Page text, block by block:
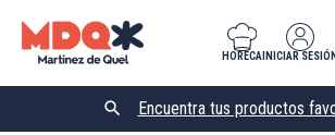
HORECA INICIAR SESIÓN
